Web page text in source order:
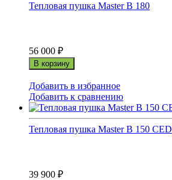
Тепловая пушка Master B 180
56 000 ₽
В корзину
Добавить в избранное
Добавить к сравнению
Тепловая пушка Master B 150 CED
39 900 ₽